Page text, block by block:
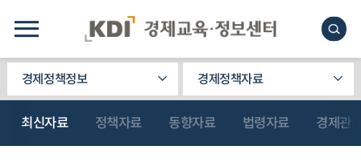
경제정책정보 경제정책자료
최신자료 정책자료 동향자료 법령자료 경제관